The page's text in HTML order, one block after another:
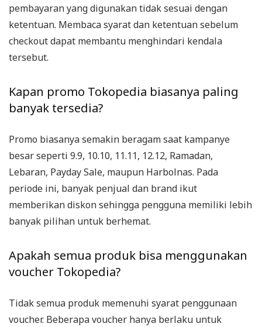
pembayaran yang digunakan tidak sesuai dengan
ketentuan. Membaca syarat dan ketentuan sebelum
checkout dapat membantu menghindari kendala
tersebut.
Kapan promo Tokopedia biasanya paling
banyak tersedia?
Promo biasanya semakin beragam saat kampanye
besar seperti 9.9, 10.10, 11.11, 12.12, Ramadan,
Lebaran, Payday Sale, maupun Harbolnas. Pada
periode ini, banyak penjual dan brand ikut
memberikan diskon sehingga pengguna memiliki lebih
banyak pilihan untuk berhemat.
Apakah semua produk bisa menggunakan
voucher Tokopedia?
Tidak semua produk memenuhi syarat penggunaan
voucher. Beberapa voucher hanya berlaku untuk